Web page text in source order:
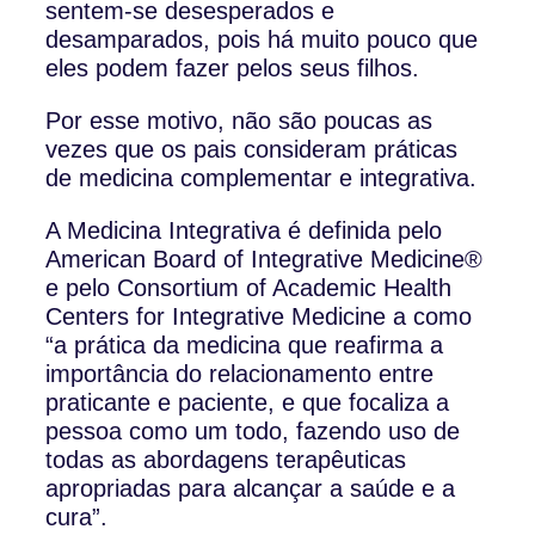
sentem-se desesperados e
desamparados, pois há muito pouco que
eles podem fazer pelos seus filhos.
Por esse motivo, não são poucas as
vezes que os pais consideram práticas
de medicina complementar e integrativa.
A Medicina Integrativa é definida pelo
American Board of Integrative Medicine®
e pelo Consortium of Academic Health
Centers for Integrative Medicine a como
“a prática da medicina que reafirma a
importância do relacionamento entre
praticante e paciente, e que focaliza a
pessoa como um todo, fazendo uso de
todas as abordagens terapêuticas
apropriadas para alcançar a saúde e a
cura”.